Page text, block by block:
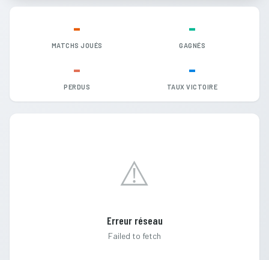
-
MATCHS JOUÉS
-
GAGNÉS
-
PERDUS
-
TAUX VICTOIRE
⚠️
Erreur réseau
Failed to fetch